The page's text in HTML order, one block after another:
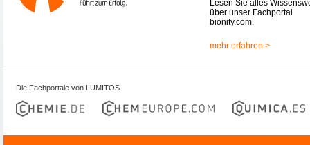
Lesen Sie alles
über unser Fachportal
bionity.com.
mehr erfahren >
Die Fachportale von LUMITOS